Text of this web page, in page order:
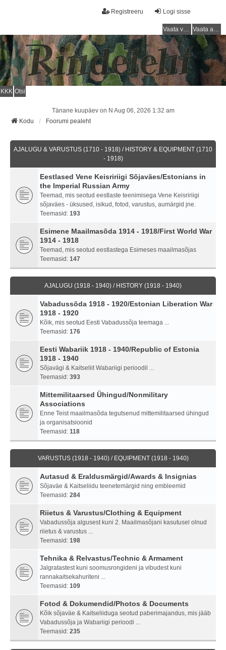
Logi sisse
Registreeru
Vaata vastamata teemasi Vaata aktiivseid teemasid
KKK Otsi
Tänane kuupäev on N Aug 06, 2026 1:32 am
Kodu
Foorumi pealeht
AJALUGU & VARUSTUS (1710 - 1918) / HISTORY & EQUIPMENT (1710
- 1918)
Eestlased Vene Keisririigi Sõjaväes/Estonians in
the Imperial Russian Army
Teemad, mis seotud eestlaste teenimisega Vene Keisririigi
sõjaväes - üksused, isikud, fotod, varustus, aumärgid jne.
Teemasid: 193
Esimene Maailmasõda 1914 - 1918/First World War
1914 - 1918
Teemad, mis seotud eestlastega Esimeses maailmasõjas
Teemasid: 147
AJALUGU (1918 - 1940) / HISTORY (1918 - 1940)
Vabadussõda 1918 - 1920/Estonian Liberation War
1918 - 1920
Kõik, mis seotud Eesti Vabadussõja teemaga ...
Teemasid: 176
Eesti Wabariik 1918 - 1940/Republic of Estonia
1918 - 1940
Sõjavägi & Kaitseliit Wabariigi perioodil ...
Teemasid: 393
Mittemilitaarsed Ühingud/Nonmilitary
Associations
Enne Teist maailmasõda tegutsenud mittemilitaarsed ühingud
ja organisatsioonid
Teemasid: 118
VARUSTUS (1918 - 1940) / EQUIPMENT (1918 - 1940)
Autasud & Eraldusmärgid/Awards & Insignias
Sõjaväe & Kaitseliidu teenetemärgid ning embleemid
Teemasid: 284
Riietus & Varustus/Clothing & Equipment
Vabadussõja algusest kuni 2. Maailmasõjani kasutusel olnud
riietus & varustus ...
Teemasid: 198
Tehnika & Relvastus/Technic & Armament
Jalgratastest kuni soomusrongideni ja vibudest kuni
rannakaitsekahuriteni ...
Teemasid: 109
Fotod & Dokumendid/Photos & Documents
Kõik sõjaväe & Kaitseliiduga seotud paberimajandus, mis jääb
Vabadussõja ja Wabariigi perioodi ...
Teemasid: 235